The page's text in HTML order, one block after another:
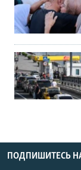
ПОДПИШИТЕСЬ